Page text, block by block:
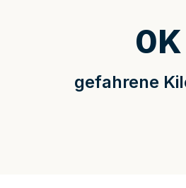
gefahrene
0K